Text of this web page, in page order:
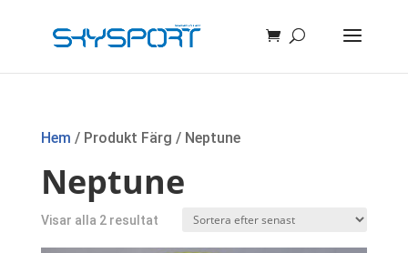
Hem / Produkt Färg / Neptune
Neptune
Visar alla 2 resultatSortera
efter